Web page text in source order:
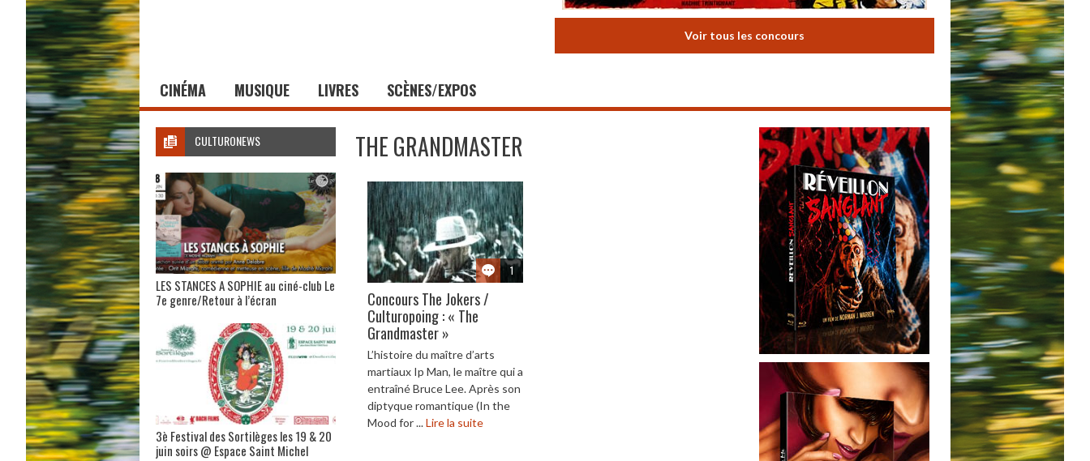
Voir tous les concours
CINÉMA MUSIQUE LIVRES SCÈNES/EXPOS
THE GRANDMASTER
1
Concours The Jokers /
Culturopoing : « The
Grandmaster »
L’histoire du maître d’arts
martiaux Ip Man, le maître qui a
entraîné Bruce Lee. Après son
diptyque romantique (In the
Mood for ...Lire la suite
CULTURONEWS
LES STANCES A SOPHIE au ciné-club Le
7e genre/Retour à l’écran
3è Festival des Sortilèges les 19 & 20
juin soirs @ Espace Saint Michel